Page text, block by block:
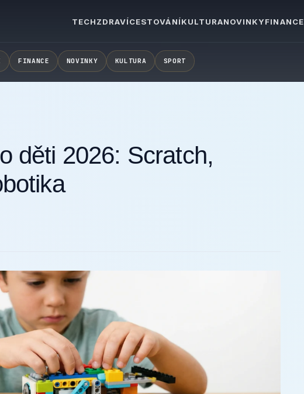
TECHZDRAVÍCESTOVÁNÍKULTURANOVINKYFINANCE
FINANCE NOVINKY KULTURA SPORT
děti 2026: Scratch,